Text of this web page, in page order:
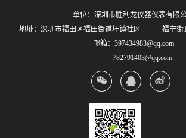
单位：深圳市胜利龙仪器仪表有限
地址：深圳市福田区福田街道圩镇社区 福宁街
邮箱：397434983@qq.com
782791403@qq.com